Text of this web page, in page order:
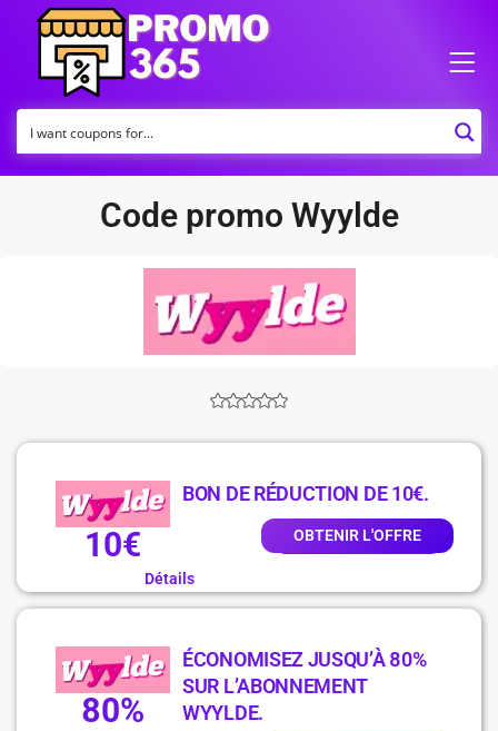
Code promo Wyylde
10€
BON DE RÉDUCTION DE 10€.
OBTENIR L'OFFRE
Détails
80%
ÉCONOMISEZ JUSQU’À 80%
SUR L’ABONNEMENT
WYYLDE.